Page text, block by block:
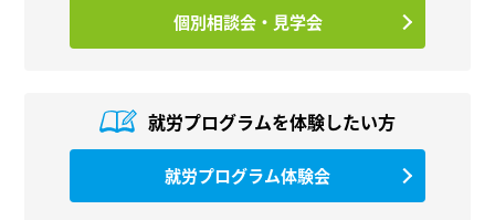
個別相談会・見学会
就労プログラムを体験したい方
就労プログラム体験会